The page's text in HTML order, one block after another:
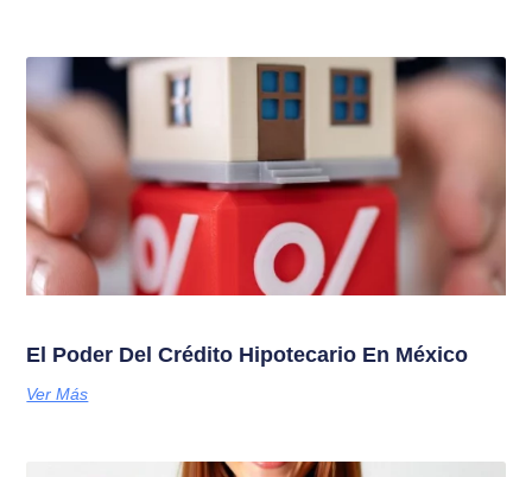
El Poder Del Crédito Hipotecario En México
Ver Más